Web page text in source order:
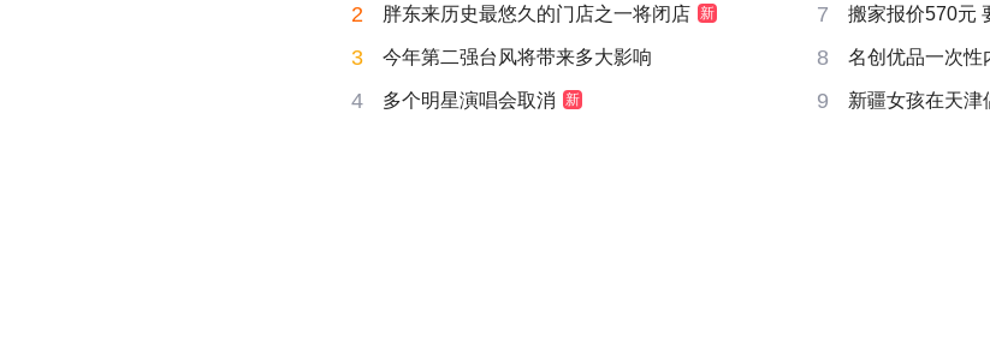
2 胖东来历史最悠久的门店之一将闭店 新 7 搬家报价570元
3 今年第二强台风将带来多大影响 8 名创优品一次性
4 多个明星演唱会取消 新 9 新疆女孩在天津